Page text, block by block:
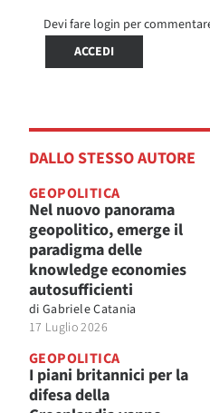
Devi fare login per
ACCEDI
DALLO STESSO AUTORE
GEOPOLITICA
Nel nuovo panorama
geopolitico, emerge il
paradigma delle
knowledge economies
autosufficienti
di Gabriele Catania
17 Luglio 2026
GEOPOLITICA
I piani britannici per la
difesa della